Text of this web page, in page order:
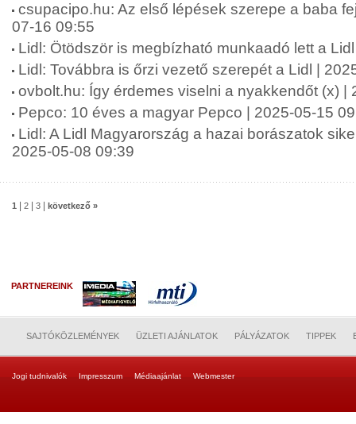
csupacipo.hu: Az első lépések szerepe a baba
07-16 09:55
Lidl: Ötödször is megbízható munkaadó lett a
Lidl: Továbbra is őrzi vezető szerepét a Lidl |
ovbolt.hu: Így érdemes viselni a nyakkendőt (x) |
Pepco: 10 éves a magyar Pepco | 2025-05-15
Lidl: A Lidl Magyarország a hazai borászatok
2025-05-08 09:39
1 2 3 következő »
PARTNEREINK
SAJTÓKÖZLEMÉNYEK ÜZLETI AJÁNLATOK PÁLYÁZATOK TIPPEK
Jogi tudnivalók Impresszum Médiaajánlat Webmester